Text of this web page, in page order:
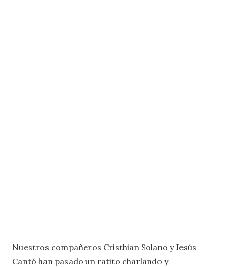
Nuestros compañeros Cristhian Solano y Jesús
Cantó han pasado un ratito charlando y